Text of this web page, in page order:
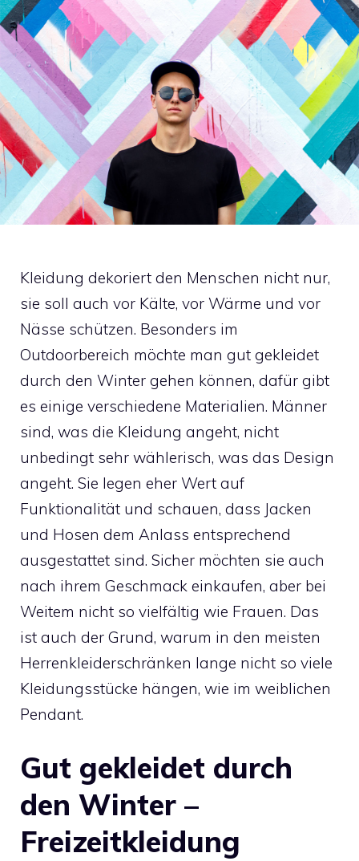
Kleidung dekoriert den Menschen nicht nur,
sie soll auch vor Kälte, vor Wärme und vor
Nässe schützen. Besonders im
Outdoorbereich möchte man gut gekleidet
durch den Winter gehen können, dafür gibt
es einige verschiedene Materialien. Männer
sind, was die Kleidung angeht, nicht
unbedingt sehr wählerisch, was das Design
angeht. Sie legen eher Wert auf
Funktionalität und schauen, dass Jacken
und Hosen dem Anlass entsprechend
ausgestattet sind. Sicher möchten sie auch
nach ihrem Geschmack einkaufen, aber bei
Weitem nicht so vielfältig wie Frauen. Das
ist auch der Grund, warum in den meisten
Herrenkleiderschränken lange nicht so viele
Kleidungsstücke hängen, wie im weiblichen
Pendant.
Gut gekleidet durch
den Winter –
Freizeitkleidung